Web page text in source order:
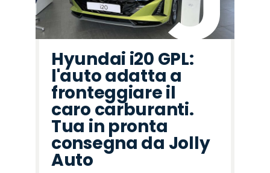
Hyundai i20 GPL:
l'auto adatta a
fronteggiare il
caro carburanti.
Tua in pronta
consegna da Jolly
Auto